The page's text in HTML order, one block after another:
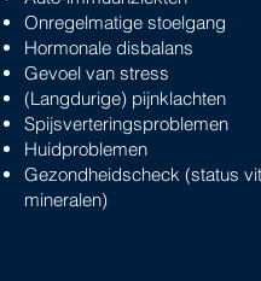
Onregelmatige stoelgang
Hormonale disbalans
Gevoel van stress
(Langdurige) pijnklachten
Spijsverteringsproblemen
Huidproblemen
Gezondheidscheck (status
mineralen)